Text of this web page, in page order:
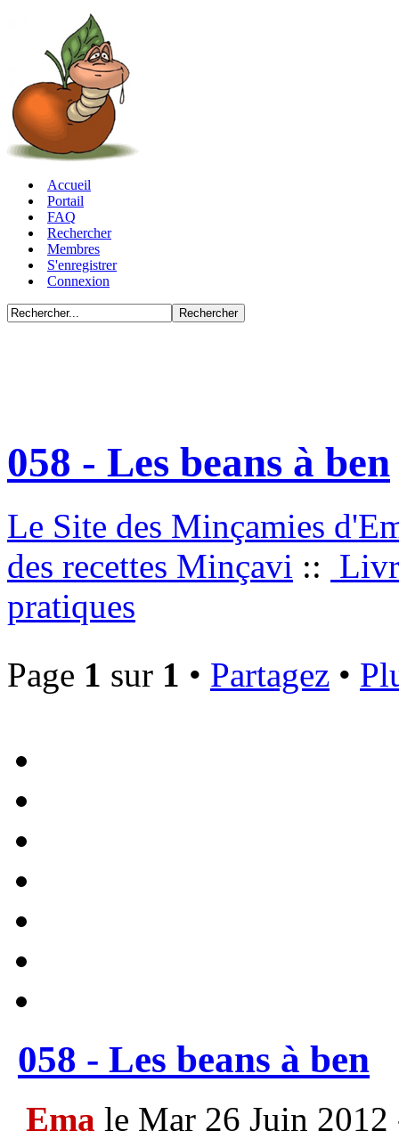
Accueil
Portail
FAQ
Rechercher
Membres
S'enregistrer
Connexion
058 - Les beans à ben
Le Site des Minçamies
des recettes Minçavi ::
pratiques
Page 1 sur 1 • Partagez •
058 - Les beans à ben
Ema le Mar 26 Juin 2012